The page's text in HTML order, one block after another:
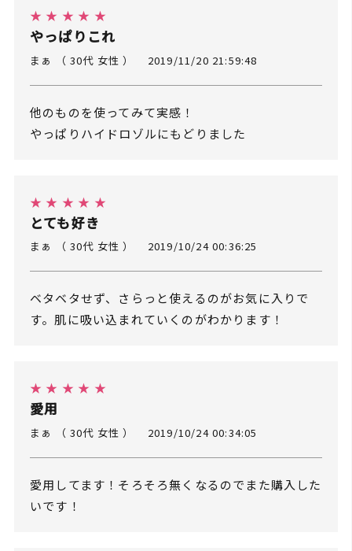
★ ★ ★ ★ ★
やっぱりこれ
まぁ （ 30代 女性 ） 2019/11/20 21:59:48
他のものを使ってみて実感！
やっぱりハイドロゾルにもどりました
★ ★ ★ ★ ★
とても好き
まぁ （ 30代 女性 ） 2019/10/24 00:36:25
ベタベタせず、さらっと使えるのがお気に入りで
す。肌に吸い込まれていくのがわかります！
★ ★ ★ ★ ★
愛用
まぁ （ 30代 女性 ） 2019/10/24 00:34:05
愛用してます！そろそろ無くなるのでまた購入した
いです！